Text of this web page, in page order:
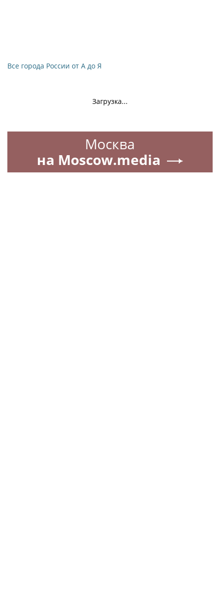
Все города России от А до Я
Загрузка...
Москва
на Moscow.media